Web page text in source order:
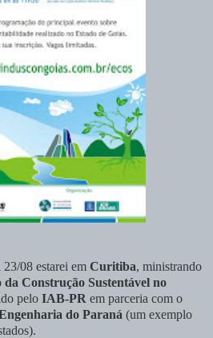
08 estarei em Curitiba, ministrando
da Construção Sustentável no
pelo IAB-PR em parceria com o
do Paraná (um exemplo